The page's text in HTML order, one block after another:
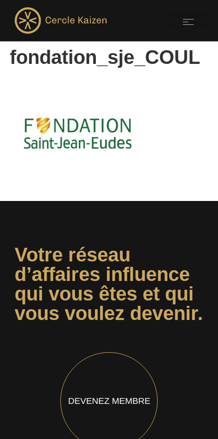
fondation_sje_COUL
Votre réseau
d’affaires influence
qui vous êtes et qui
vous voulez devenir.
DEVENEZ MEMBRE